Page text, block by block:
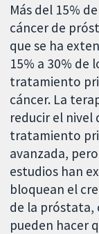
Más del 15%
cáncer de
que se ha
15% a 30% de
tratamiento
cáncer. La
reducir el nivel
tratamiento
avanzada,
estudios han
bloquean el
de la próstata,
pueden hacer